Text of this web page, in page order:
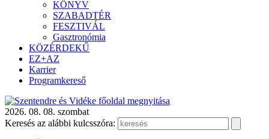
KÖNYV
SZABADTÉR
FESZTIVÁL
Gasztronómia
KÖZÉRDEKŰ
EZ+AZ
Karrier
Programkereső
2026. 08. 08. szombat
Keresés az alábbi kulcsszóra: